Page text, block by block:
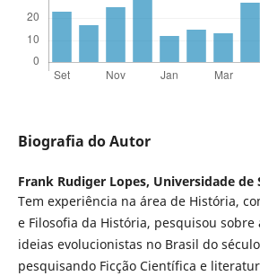
Biografia do Autor
Frank Rudiger Lopes, Universidade de
Tem experiência na área de História,
e Filosofia da História, pesquisou sobre
ideias evolucionistas no Brasil do
pesquisando Ficção Científica e